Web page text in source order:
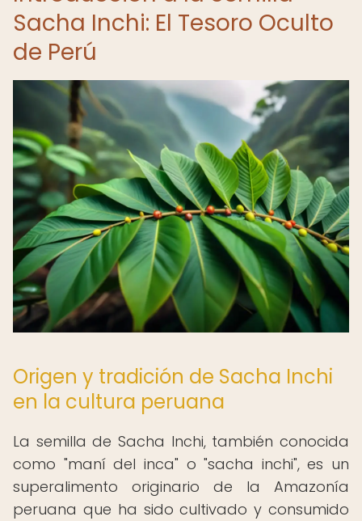
Sacha Inchi: El Tesoro Oculto
de Perú
Origen y tradición de Sacha Inchi
en la cultura peruana
La semilla de Sacha Inchi, también conocida
como "maní del inca" o "sacha inchi", es un
superalimento originario de la Amazonía
peruana que ha sido cultivado y consumido